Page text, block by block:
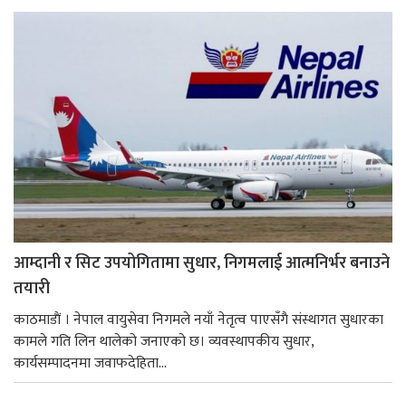
आम्दानी र सिट उपयोगितामा सुधार, निगमलाई आत्मनिर्भर बनाउने
तयारी
काठमाडाैं । नेपाल वायुसेवा निगमले नयाँ नेतृत्व पाएसँगै संस्थागत सुधारका
कामले गति लिन थालेको जनाएको छ। व्यवस्थापकीय सुधार,
कार्यसम्पादनमा जवाफदेहिता...